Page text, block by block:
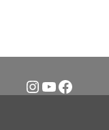
Instagram
YouTube